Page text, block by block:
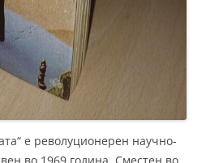
е револуционерен научно-